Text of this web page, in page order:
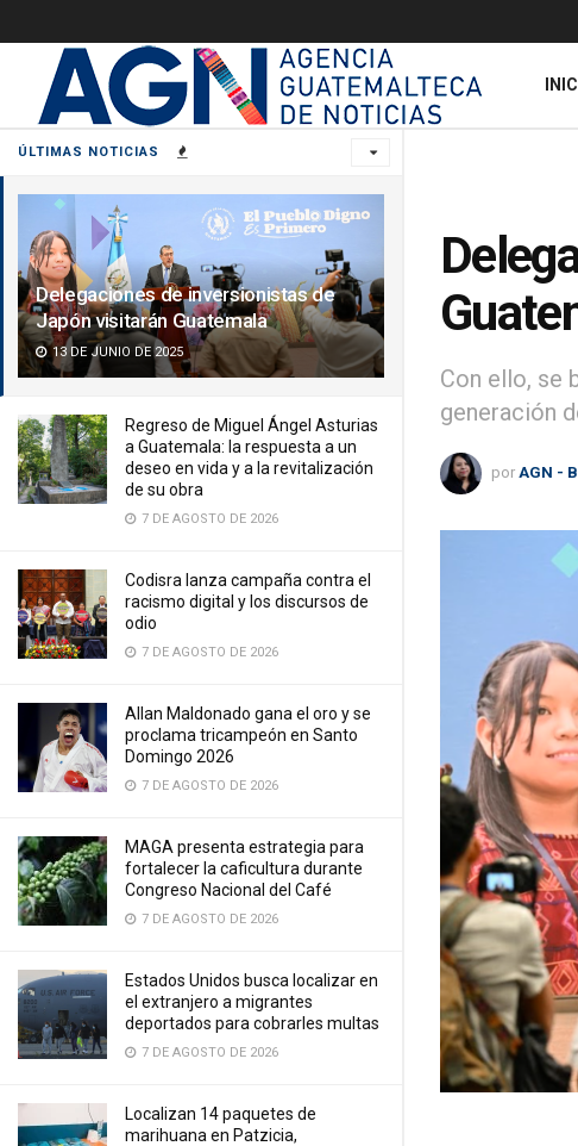
ÚLTIMAS NOTICIAS
Delegaciones de inversionistas de
Japón visitarán Guatemala
13 DE JUNIO DE 2025
Regreso de Miguel Ángel Asturias
a Guatemala: la respuesta a un
deseo en vida y a la revitalización
de su obra
7 DE AGOSTO DE 2026
Codisra lanza campaña contra el
racismo digital y los discursos de
odio
7 DE AGOSTO DE 2026
Allan Maldonado gana el oro y se
proclama tricampeón en Santo
Domingo 2026
7 DE AGOSTO DE 2026
MAGA presenta estrategia para
fortalecer la caficultura durante
Congreso Nacional del Café
7 DE AGOSTO DE 2026
Estados Unidos busca localizar en
el extranjero a migrantes
deportados para cobrarles multas
7 DE AGOSTO DE 2026
Localizan 14 paquetes de
marihuana en Patzicia,
Con ello, se
generación
por AGN -